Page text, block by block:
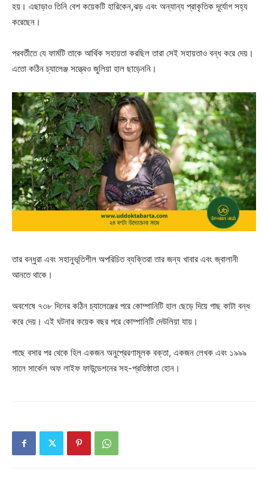
হয়। এছাড়াও তিনি বেশ কয়েকটি হারিকেন,ঝড় এবং অন্যান্য প্রাকৃতিক দূর্যোগ সহ্য
করেছেন।
পরবর্তীতে যে ফার্মটি তাকে আর্থিক সহায়তা করছিল তারা সেই সহায়তাও বন্ধ করে দেয়।
এতো কঠিন চ্যালেঞ্জ সত্ত্বেও জুলিয়া হাল ছাড়েননি।
তার বন্ধুরা এবং সহানুভূতিশীল অপরিচিত ব্যক্তিরা তার জন্য খাবার এবং জ্বালানী
আনতে থাকে।
অবশেষে ৭৩৮ দিনের কঠিন চ্যালেঞ্জের পরে কোম্পানিটি হাল ছেড়ে দিয়ে গাছ কাটা বন্ধ
করে দেয়। এই ঘটনার কয়েক বছর পরে কোম্পানিটি দেউলিয়া যায়।
গাছে বসার পর থেকে হিল একজন অনুপ্রেরণামূলক বক্তা, একজন লেখক এবং ১৯৯৯
সালে সার্কেল অফ লাইফ ফাউন্ডেশনের সহ-প্রতিষ্ঠাতা হোন।